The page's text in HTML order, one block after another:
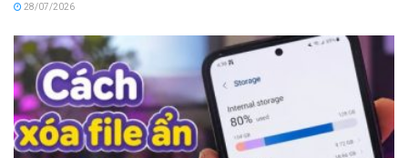
28/07/2026